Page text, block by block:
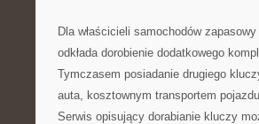
Dla właścicieli samochodów
odkłada dorobienie dodatkowego
Tymczasem posiadanie drugiego
auta, kosztownym transportem
Serwis opisujący dorabianie kluczy